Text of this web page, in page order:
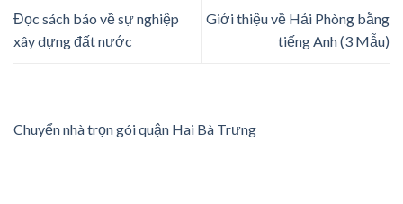
Đọc sách báo về sự nghiệp
xây dựng đất nước
Giới thiệu về Hải Phòng bằng
tiếng Anh (3 Mẫu)
Chuyển nhà trọn gói quận Hai Bà Trưng